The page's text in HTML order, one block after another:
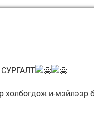
холбогдож и-мэйлээр